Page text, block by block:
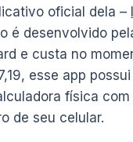
oficial dela –
é desenvolvido
e custa no
esse app
física
de seu celular.